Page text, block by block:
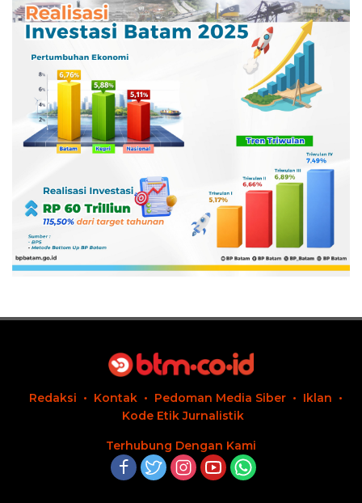
Redaksi Kontak Pedoman Media Siber
Iklan
Kode Etik Jurnalistik
Terhubung Dengan Kami